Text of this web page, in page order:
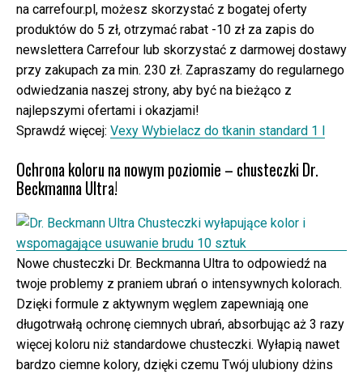
na carrefour.pl, możesz skorzystać z bogatej oferty
produktów do 5 zł, otrzymać rabat -10 zł za zapis do
newslettera Carrefour lub skorzystać z darmowej dostawy
przy zakupach za min. 230 zł. Zapraszamy do regularnego
odwiedzania naszej strony, aby być na bieżąco z
najlepszymi ofertami i okazjami!
Sprawdź więcej: Vexy Wybielacz do tkanin standard 1 l
Ochrona koloru na nowym poziomie – chusteczki Dr.
Beckmanna Ultra!
Nowe chusteczki Dr. Beckmanna Ultra to odpowiedź na
twoje problemy z praniem ubrań o intensywnych kolorach.
Dzięki formule z aktywnym węglem zapewniają one
długotrwałą ochronę ciemnych ubrań, absorbując aż 3 razy
więcej koloru niż standardowe chusteczki. Wyłapią nawet
bardzo ciemne kolory, dzięki czemu Twój ulubiony dżins